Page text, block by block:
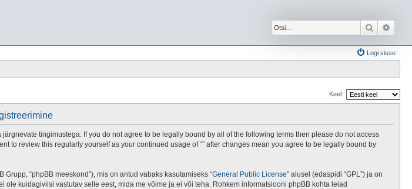
Otsi
Logi sisse
Keel:
tingimustega. If you do not agree to be legally bound by all of the following terms then please do not access
to review this regularly yourself as your continued usage of “” after changes mean you agree to be legally bound by
Grupp, “phpBB meeskond”), mis on antud vabaks kasutamiseks “General Public License” alusel (edaspidi “GPL”) ja on
ole kuidagiviisi vastutav selle eest, mida me võime ja ei või teha. Rohkem informatsiooni phpBB kohta leiad